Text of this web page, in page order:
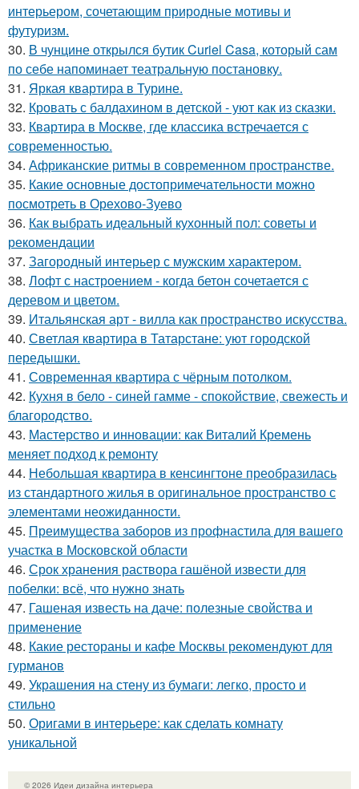
интерьером, сочетающим природные мотивы и
футуризм.
30. В чунцине открылся бутик Curiel Casa, который сам
по себе напоминает театральную постановку.
31. Яркая квартира в Турине.
32. Кровать с балдахином в детской - уют как из сказки.
33. Квартира в Москве, где классика встречается с
современностью.
34. Африканские ритмы в современном пространстве.
35. Какие основные достопримечательности можно
посмотреть в Орехово-Зуево
36. Как выбрать идеальный кухонный пол: советы и
рекомендации
37. Загородный интерьер с мужским характером.
38. Лофт с настроением - когда бетон сочетается с
деревом и цветом.
39. Итальянская арт - вилла как пространство искусства.
40. Светлая квартира в Татарстане: уют городской
передышки.
41. Современная квартира с чёрным потолком.
42. Кухня в бело - синей гамме - спокойствие, свежесть и
благородство.
43. Мастерство и инновации: как Виталий Кремень
меняет подход к ремонту
44. Небольшая квартира в кенсингтоне преобразилась
из стандартного жилья в оригинальное пространство с
элементами неожиданности.
45. Преимущества заборов из профнастила для вашего
участка в Московской области
46. Срок хранения раствора гашёной извести для
побелки: всё, что нужно знать
47. Гашеная известь на даче: полезные свойства и
применение
48. Какие рестораны и кафе Москвы рекомендуют для
гурманов
49. Украшения на стену из бумаги: легко, просто и
стильно
50. Оригами в интерьере: как сделать комнату
уникальной
© 2026 Идеи дизайна интерьера